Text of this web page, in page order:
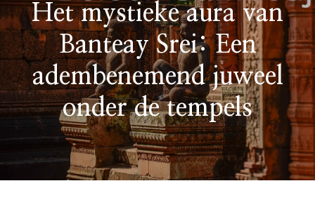
Het mystieke aura van
Banteay Srei: Een
adembenemend juweel
onder de tempels